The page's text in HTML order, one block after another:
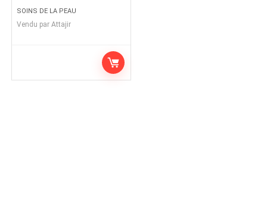
SOINS DE LA PEAU
Vendu par Attajir